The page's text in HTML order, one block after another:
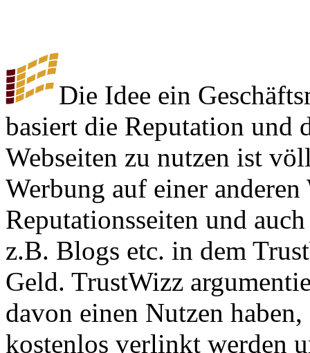
Die Idee ein
basiert die Reputation und
Webseiten zu nutzen ist
Werbung auf einer
Reputationsseiten und
z.B. Blogs etc. in dem
Geld. TrustWizz
davon einen Nutzen
kostenlos verlinkt werden